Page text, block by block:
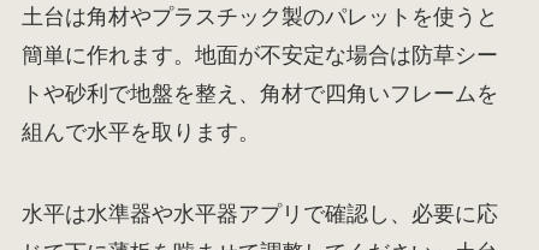
土台は角材やプラスチック製のパレットを使うと
簡単に作れます。地面が不安定な場合は防草シー
トや砂利で地盤を整え、角材で四角いフレームを
組んで水平を取ります。
水平は水準器や水平器アプリで確認し、必要に応